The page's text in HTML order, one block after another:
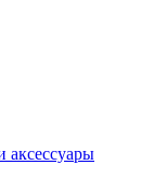
аксессуары